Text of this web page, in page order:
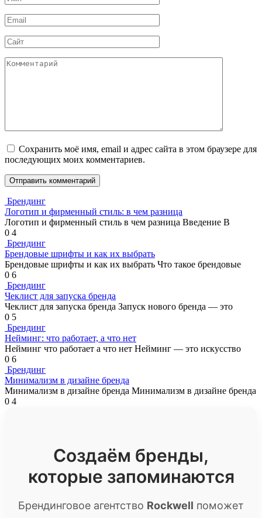
*
Email
*
Сайт
Комментарий
Сохранить моё имя, email и адрес сайта в этом браузере для
последующих моих комментариев.
Брендинг
Логотип и фирменный стиль: в чем разница
Логотип и фирменный стиль в чем разница Введение В
0 4
Брендинг
Брендовые шрифты и как их выбрать
Брендовые шрифты и как их выбрать Что такое брендовые
0 6
Брендинг
Чеклист для запуска бренда
Чеклист для запуска бренда Запуск нового бренда — это
0 5
Брендинг
Нейминг: что работает, а что нет
Нейминг что работает а что нет Нейминг — это искусство
0 6
Брендинг
Минимализм в дизайне бренда
Минимализм в дизайне бренда Минимализм в дизайне бренда
0 4
Создаём бренды,
которые запоминаются
Брендинговое агентство Rockwell поможет